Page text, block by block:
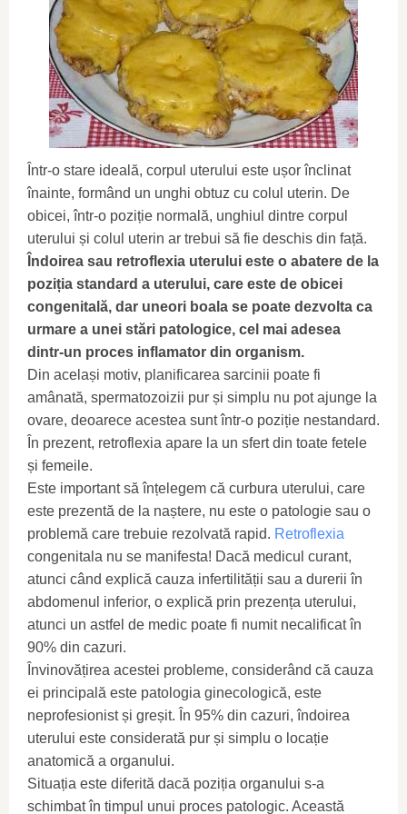
Într-o stare ideală, corpul uterului este ușor înclinat
înainte, formând un unghi obtuz cu colul uterin. De
obicei, într-o poziție normală, unghiul dintre corpul
uterului și colul uterin ar trebui să fie deschis din față.
Îndoirea sau retroflexia uterului este o abatere de la
poziția standard a uterului, care este de obicei
congenitală, dar uneori boala se poate dezvolta ca
urmare a unei stări patologice, cel mai adesea
dintr-un proces inflamator din organism.
Din același motiv, planificarea sarcinii poate fi
amânată, spermatozoizii pur și simplu nu pot ajunge la
ovare, deoarece acestea sunt într-o poziție nestandard.
În prezent, retroflexia apare la un sfert din toate fetele
și femeile.
Este important să înțelegem că curbura uterului, care
este prezentă de la naștere, nu este o patologie sau o
problemă care trebuie rezolvată rapid. Retroflexia
congenitala nu se manifesta! Dacă medicul curant,
atunci când explică cauza infertilității sau a durerii în
abdomenul inferior, o explică prin prezența uterului,
atunci un astfel de medic poate fi numit necalificat în
90% din cazuri.
Învinovățirea acestei probleme, considerând că cauza
ei principală este patologia ginecologică, este
neprofesionist și greșit. În 95% din cazuri, îndoirea
uterului este considerată pur și simplu o locație
anatomică a organului.
Situația este diferită dacă poziția organului s-a
schimbat în timpul unui proces patologic. Această